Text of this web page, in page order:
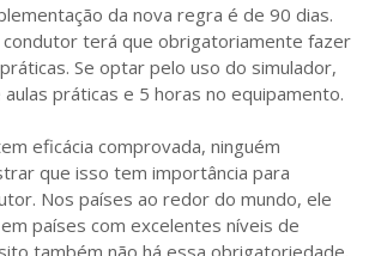
da nova regra é de 90 dias.
condutor terá que obrigatoriamente fazer
Se optar pelo uso do simulador,
práticas e 5 horas no equipamento.
eficácia comprovada, ninguém
que isso tem importância para
Nos países ao redor do mundo, ele
países com excelentes níveis de
também não há essa obrigatoriedade.